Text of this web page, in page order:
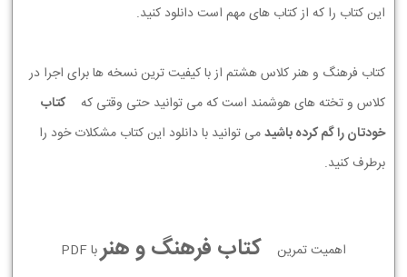
این کتاب را که از کتاب های مهم است دانلود کنید.
کتاب فرهنگ و هنر کلاس هشتم از با کیفیت ترین نسخه ها برای اجرا در
کلاس و تخته های هوشمند است که می توانید حتی وقتی که
کتاب
خودتان را گم کرده باشیدمی توانید با دانلود این کتاب مشکلات خود را
برطرف کنید.
اهمیت تمرین کتاب فرهنگ و هنربا PDF